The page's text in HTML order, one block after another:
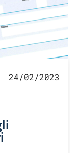
24/02/2023